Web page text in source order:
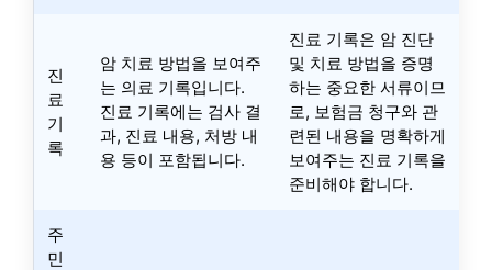
진
료
기
록
암 치료 방법을 보여주
는 의료 기록입니다.
진료 기록에는 검사 결
과, 진료 내용, 처방 내
용 등이 포함됩니다.
진료 기록은 암 진단
및 치료 방법을 증명
하는 중요한 서류이므
로, 보험금 청구와 관
련된 내용을 명확하게
보여주는 진료 기록을
준비해야 합니다.
주
민